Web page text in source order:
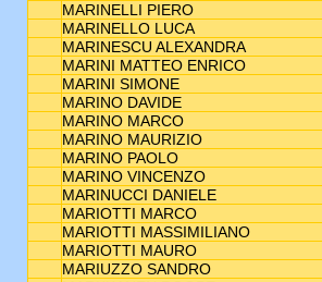
MARINELLI PIERO
MARINELLO LUCA
MARINESCU ALEXANDRA
MARINI MATTEO ENRICO
MARINI SIMONE
MARINO DAVIDE
MARINO MARCO
MARINO MAURIZIO
MARINO PAOLO
MARINO VINCENZO
MARINUCCI DANIELE
MARIOTTI MARCO
MARIOTTI MASSIMILIANO
MARIOTTI MAURO
MARIUZZO SANDRO